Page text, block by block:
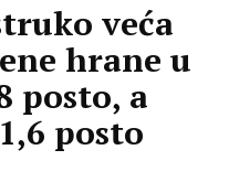
veća
hrane u
posto, a
posto